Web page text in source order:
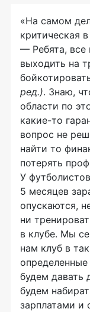
«На самом
критическая
— Ребята, все
выходить на
ред.). Знаю,
области по
какие-то
вопрос не
найти то
потерять
У
5 месяцев
опускаются,
ни
в клубе. Мы
нам клуб в
будем давать
будем
зарплатами и